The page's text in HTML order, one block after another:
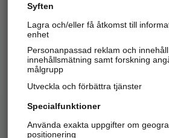
Hitta.se - Gratis nummerupplysning.
Sök företag, personer och platser.
Hitta telefonnummer, adresser,
Kom igång
Syften
Lagra och/eller få åtkomst till
enhet
Personanpassad reklam och
innehållsmätning samt forskning
målgrupp
Utveckla och förbättra tjänster
Specialfunktioner
Använda exakta uppgifter om
positionering